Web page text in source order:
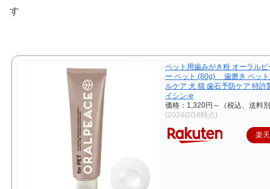
す
ペット用歯みがき粉 オーラルピ
ー ペット (80g) 歯磨き ペット
ルケア 犬 猫 歯石予防ケア 特許
イシン-e
価格：1,320円～（税込、送料
(2024/2/16時点)
楽